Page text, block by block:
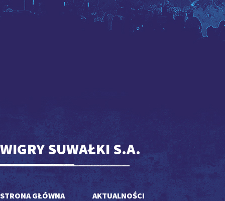
WIGRY SUWAŁKI S.A.
STRONA GŁÓWNA AKTUALNOŚCI